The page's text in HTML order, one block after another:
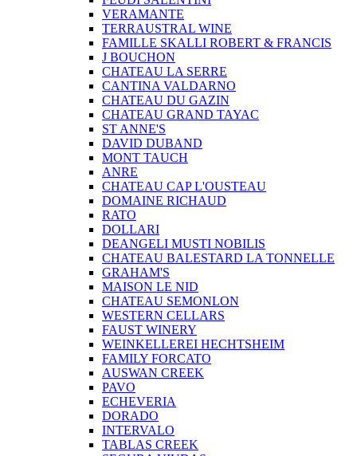
VERAMANTE
TERRAUSTRAL WINE
FAMILLE SKALLI ROBERT & FRANCIS
J BOUCHON
CHATEAU LA SERRE
CANTINA VALDARNO
CHATEAU DU GAZIN
CHATEAU GRAND TAYAC
ST ANNE'S
DAVID DUBAND
MONT TAUCH
ANRE
CHATEAU CAP L'OUSTEAU
DOMAINE RICHAUD
RATO
DOLLARI
DEANGELI MUSTI NOBILIS
CHATEAU BALESTARD LA TONNELLE
GRAHAM'S
MAISON LE NID
CHATEAU SEMONLON
WESTERN CELLARS
FAUST WINERY
WEINKELLEREI HECHTSHEIM
FAMILY FORCATO
AUSWAN CREEK
PAVO
ECHEVERIA
DORADO
INTERVALO
TABLAS CREEK